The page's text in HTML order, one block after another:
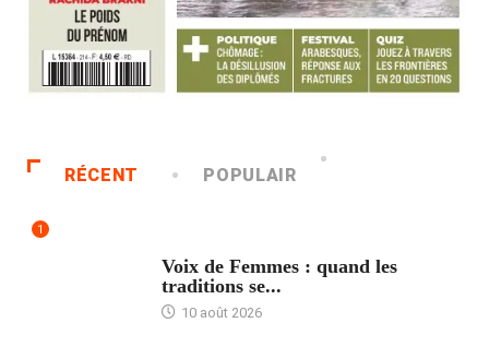
RÉCENT POPULAIR
1
Voix de Femmes : quand les
traditions se...
10 août 2026